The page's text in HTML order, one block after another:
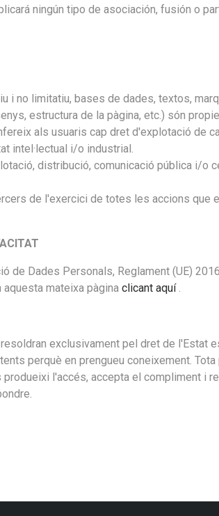
ningún tipo de asociación, fusión o
i no limitatiu, bases de dades, textos,
estructura de la pàgina, etc.) són
als usuaris cap dret d'explotació de
intel·lectual i/o industrial.
distribució, comunicació pública i/o
de l'exercici de totes les accions
de Dades Personals, Reglament (UE)
mateixa pàgina clicant aquí.
exclusivament pel dret de l'Estat
perquè en prengueu coneixement. Tota
l'accés, accepta el compliment i